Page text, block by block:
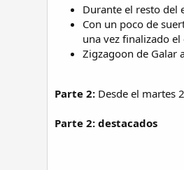
Durante el resto del
Con un poco de
una vez finalizado el
Zigzagoon de Galar
Parte 2: Desde el martes
Parte 2: destacados